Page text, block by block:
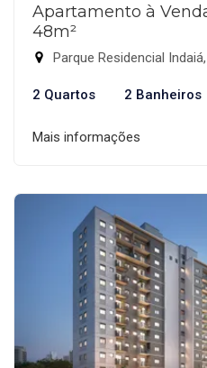
Apartamento à
48m²
Parque Residencial
2 Quartos 2 Banheiros
Mais informações